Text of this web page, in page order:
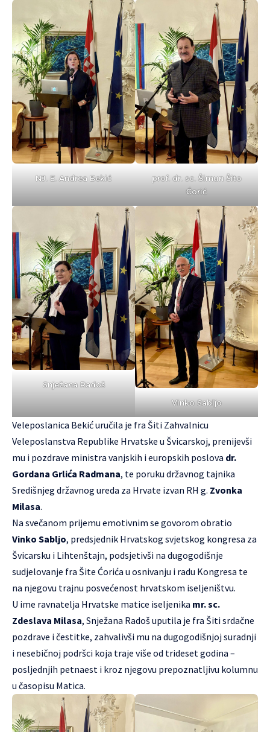
NJ. E. Andrea Bekić
prof. dr. sc. Šimun Šito
Ćorić
Snježana Radoš
Vinko Sabljo
Veleposlanica Bekić uručila je fra Šiti Zahvalnicu
Veleposlanstva Republike Hrvatske u Švicarskoj, prenijevši
mu i pozdrave ministra vanjskih i europskih poslova dr.
Gordana Grlića Radmana, te poruku državnog tajnika
Središnjeg državnog ureda za Hrvate izvan RH g. Zvonka
Milasa.
Na svečanom prijemu emotivnim se govorom obratio
Vinko Sabljo, predsjednik Hrvatskog svjetskog kongresa za
Švicarsku i Lihtenštajn, podsjetivši na dugogodišnje
sudjelovanje fra Šite Ćorića u osnivanju i radu Kongresa te
na njegovu trajnu posvećenost hrvatskom iseljeništvu.
U ime ravnatelja Hrvatske matice iseljenika mr. sc.
Zdeslava Milasa, Snježana Radoš uputila je fra Šiti srdačne
pozdrave i čestitke, zahvalivši mu na dugogodišnjoj suradnji
i nesebičnoj podršci koja traje više od trideset godina –
posljednjih petnaest i kroz njegovu prepoznatljivu kolumnu
u časopisu Matica.